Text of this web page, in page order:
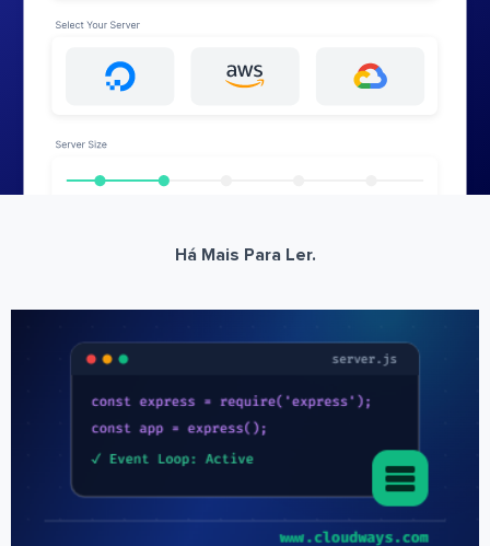
Há Mais Para Ler.